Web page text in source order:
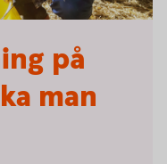
på
man